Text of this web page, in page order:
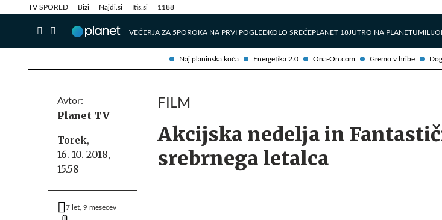
Naj planinska koča Energetika 2.0 Ona-On.com Gremo v hribe
TV SPORED Bizi Najdi.si Itis.si 1188
VEČERJA ZA 5POROKA NA PRVI POGLEDKOLO SREČEPLANET 18JUTRO NA PLANETU
Info in obvestila Tehnik
Avtor:
Planet TV
Torek,
16. 10. 2018,
15.58
7 let, 9 mesecev
FILM
Akcijska nedelja in
srebrnega letalca